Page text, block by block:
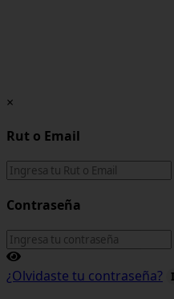
×
Rut o Email
Contraseña
¿Olvidaste tu contraseña?